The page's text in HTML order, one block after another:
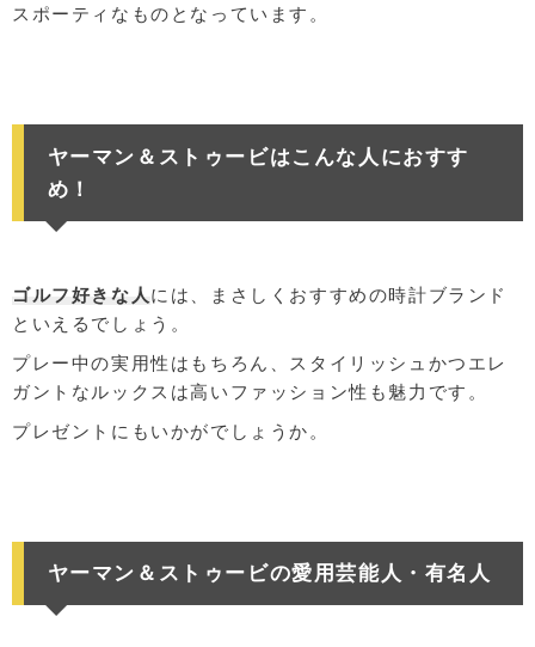
スポーティなものとなっています。
ヤーマン＆ストゥービはこんな人におすす
め！
ゴルフ好きな人 には、まさしくおすすめの時計ブランド
といえるでしょう。
プレー中の実用性はもちろん、スタイリッシュかつエレ
ガントなルックスは高いファッション性も魅力です。
プレゼントにもいかがでしょうか。
ヤーマン＆ストゥービの愛用芸能人・有名人